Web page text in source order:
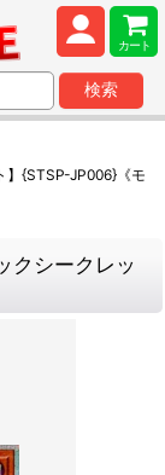
カート
検索
】{STSP-JP006}《モ
クシークレッ